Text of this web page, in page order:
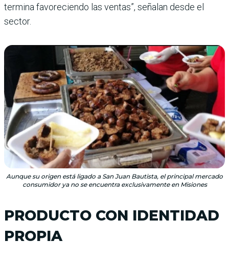
termina favoreciendo las ventas”, señalan desde el
sector.
Aunque su origen está ligado a San Juan Bautista, el principal mercado
consumidor ya no se encuentra exclusivamente en Misiones
PRODUCTO CON IDENTIDAD
PROPIA